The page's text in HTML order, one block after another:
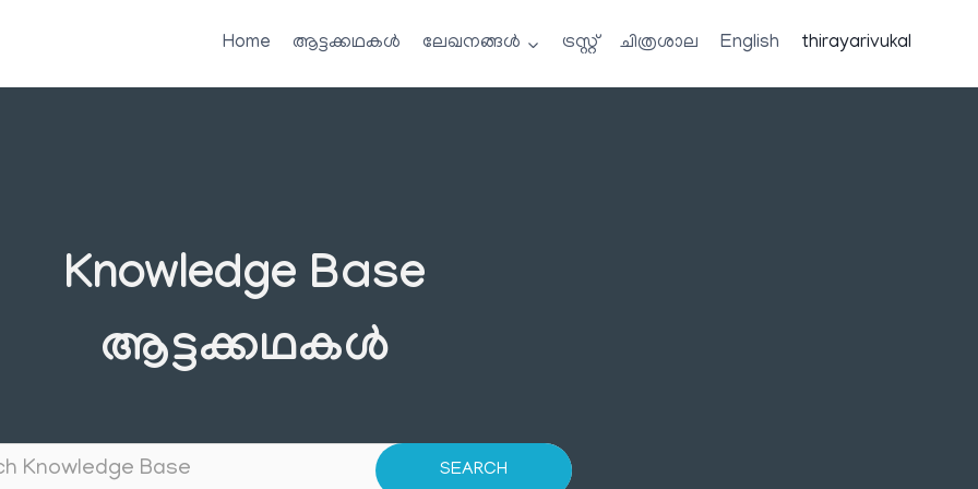
Home ആട്ടക്കഥകൾ ലേഖനങ്ങൾ ട്രസ്റ്റ് ചിത്രശാല English thirayarivukal
Knowledge Base
ആട്ടക്കഥകൾ